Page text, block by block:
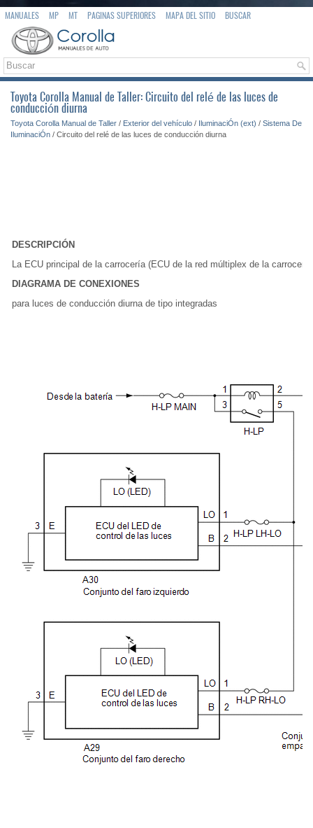
MANUALES MP MT PAGINAS SUPERIORES MAPA DEL SITIO BUSCAR
Toyota Corolla Manual de Taller: Circuito del relé de las luces de
conducción diurna
Toyota Corolla Manual de Taller / Exterior del vehículo / IluminaciÓn (ext) / Sistema De
IluminaciÓn / Circuito del relé de las luces de conducción diurna
DESCRIPCIÓN
La ECU principal de la carrocería (ECU de la red múltiplex de la
DIAGRAMA DE CONEXIONES
para luces de conducción diurna de tipo integradas